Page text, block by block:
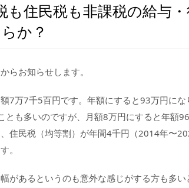
も住民税も非課税の給与
か？
らお知らせします。
7万7千5百円です。年額にすると93万円に
とも多いのですが、月額8万円にすると年額
住民税（均等割）が年間4千円（2014年〜
。
があるというのも意外な感じがする方も多